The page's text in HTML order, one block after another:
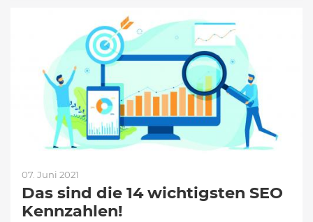
07. Juni 2021
Das sind die 14 wichtigsten SEO
Kennzahlen!